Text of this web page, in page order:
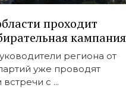
проходит
кампания
региона от
уже проводят
с ...